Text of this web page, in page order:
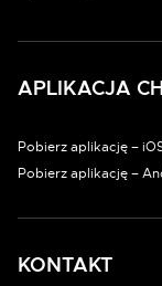
APLIKACJA
Pobierz aplikację –
Pobierz aplikację –
KONTAKT